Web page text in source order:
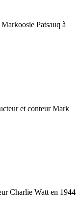
Patsauq à
et conteur Mark
Charlie Watt en 1944